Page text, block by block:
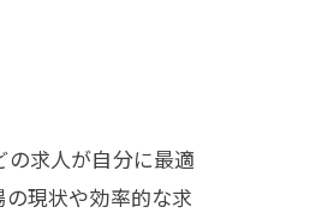
求人が自分に最適
現状や効率的な求